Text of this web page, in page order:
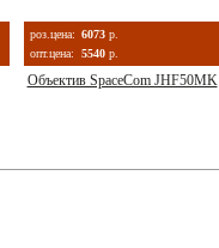
роз.цена: 6073 р.
опт.цена:
5540 р.
Объектив SpaceCom JHF50MK